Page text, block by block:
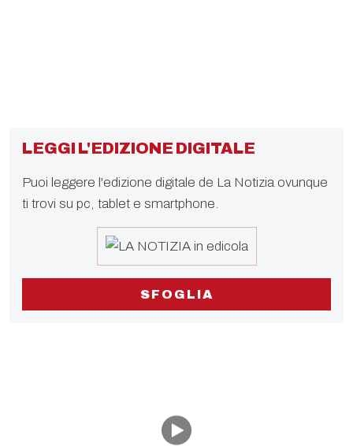
LEGGI L'EDIZIONE DIGITALE
Puoi leggere l'edizione digitale de La Notizia ovunque
ti trovi su pc, tablet e smartphone.
SFOGLIA